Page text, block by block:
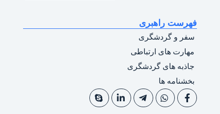
فهرست راهبری
سفر و گردشگری
مهارت های ارتباطی
جاذبه های گردشگری
بخشنامه ها